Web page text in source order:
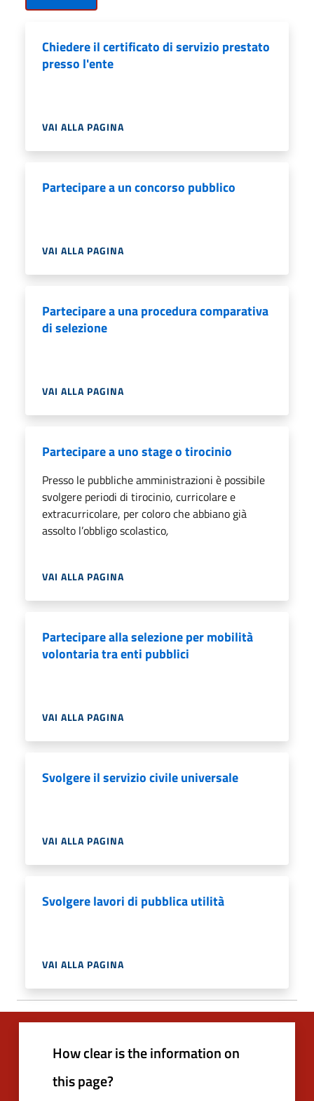
Chiedere il certificato di servizio prestato
presso l'ente
VAI ALLA PAGINA
Partecipare a un concorso pubblico
VAI ALLA PAGINA
Partecipare a una procedura comparativa
di selezione
VAI ALLA PAGINA
Partecipare a uno stage o tirocinio
Presso le pubbliche amministrazioni è possibile
svolgere periodi di tirocinio, curricolare e
extracurricolare, per coloro che abbiano già
assolto l’obbligo scolastico,
VAI ALLA PAGINA
Partecipare alla selezione per mobilità
volontaria tra enti pubblici
VAI ALLA PAGINA
Svolgere il servizio civile universale
VAI ALLA PAGINA
Svolgere lavori di pubblica utilità
VAI ALLA PAGINA
How clear is the information on
this page?